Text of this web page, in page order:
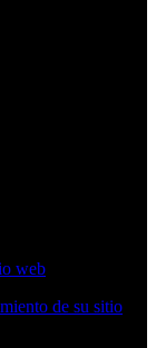
web
de su sitio